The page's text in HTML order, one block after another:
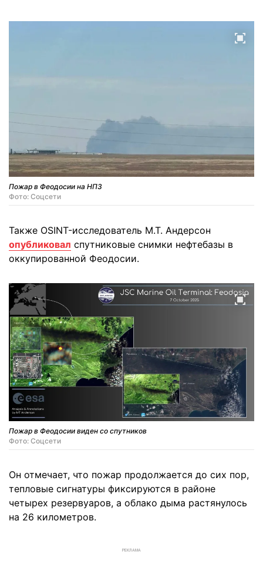
Пожар в Феодосии на НПЗ
Фото: Соцсети
Также OSINT-исследователь М.Т. Андерсон
опубликовал спутниковые снимки нефтебазы в
оккупированной Феодосии.
Пожар в Феодосии виден со спутников
Фото: Соцсети
Он отмечает, что пожар продолжается до сих пор,
тепловые сигнатуры фиксируются в районе
четырех резервуаров, а облако дыма растянулось
на 26 километров.
РЕКЛАМА